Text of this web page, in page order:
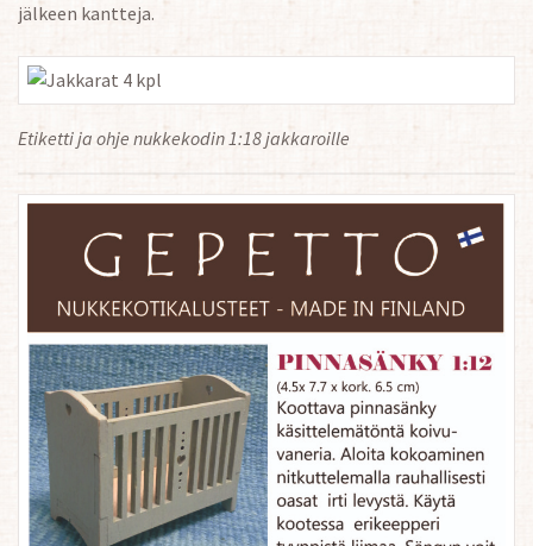
jälkeen kantteja.
Etiketti ja ohje nukkekodin 1:18 jakkaroille